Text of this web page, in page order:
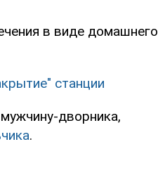
в виде домашнего
станции
дворника,
.